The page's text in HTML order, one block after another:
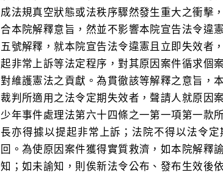
成法規真空狀態或法秩序驟然發生重大之衝擊
合本院解釋意旨，然並不影響本院宣告法令違
五號解釋，就本院宣告法令違憲且立即失效者
起非常上訴等法定程序，對其原因案件循求個
對維護憲法之貢獻。為貫徹該等解釋之意旨，
裁判所適用之法令定期失效者，聲請人就原因
少年事件處理法第六十四條之一第一項第一款
長亦得據以提起非常上訴；法院不得以法令
回。為使原因案件獲得實質救濟，如本院解釋
知；如未諭知，則俟新法令公布、發布生效後